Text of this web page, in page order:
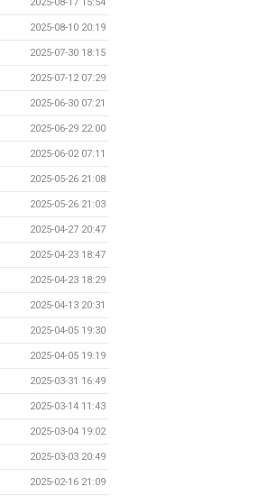
2025-08-10 20:19
2025-07-30 18:15
2025-07-12 07:29
2025-06-30 07:21
2025-06-29 22:00
2025-06-02 07:11
2025-05-26 21:08
2025-05-26 21:03
2025-04-27 20:47
2025-04-23 18:47
2025-04-23 18:29
2025-04-13 20:31
2025-04-05 19:30
2025-04-05 19:19
2025-03-31 16:49
2025-03-14 11:43
2025-03-04 19:02
2025-03-03 20:49
2025-02-16 21:09